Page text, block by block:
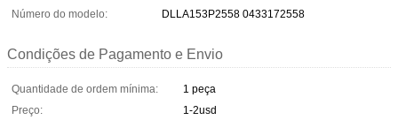
Número do modelo:
DLLA153P2558 0433172558
Condições de Pagamento e Envio
Quantidade de ordem mínima:
1 peça
Preço:
1-2usd